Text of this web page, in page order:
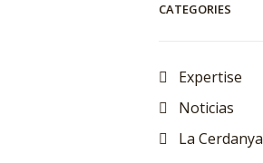
CATEGORIES
Expertise
Noticias
La Cerdanya